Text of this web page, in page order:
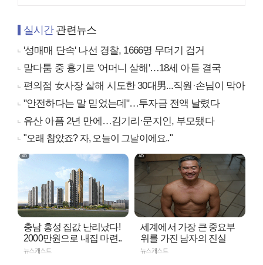
실시간관련뉴스
'성매매 단속' 나선 경찰, 1666명 무더기 검거
말다툼 중 흉기로 '어머니 살해'…18세 아들 결국
편의점 女사장 살해 시도한 30대男...직원·손님이 막아
"안전하다는 말 믿었는데"…투자금 전액 날렸다
유산 아픔 2년 만에…김기리·문지인, 부모됐다
"오래 참았죠? 자, 오늘이 그날이에요.."
충남 홍성 집값 난리났다!
2000만원으로 내집 마련..
뉴스캐스트
세계에서 가장 큰 중요부
위를 가진 남자의 진실
뉴스캐스트